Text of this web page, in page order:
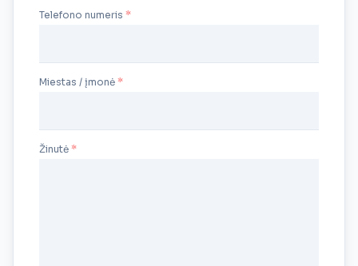
Žinutė
Telefono numeris
Miestas / įmonė